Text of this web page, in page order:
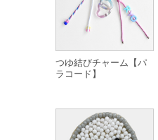
つゆ結びチャーム【パ
ラコード】